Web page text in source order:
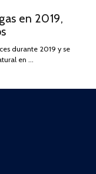
en 2019,
durante 2019 y se
en …